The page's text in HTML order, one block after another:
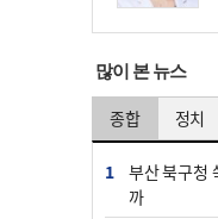
많이 본 뉴스
종합 정치
1
부산 북구청
까